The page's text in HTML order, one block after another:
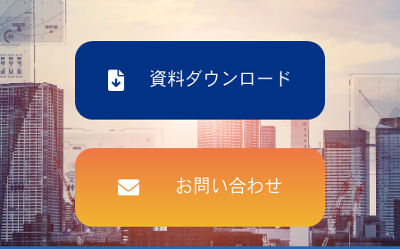
資料ダウンロード
お問い合わせ